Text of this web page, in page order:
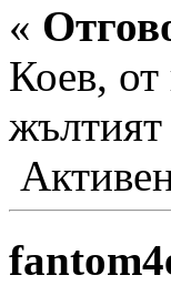
«
Коев, от